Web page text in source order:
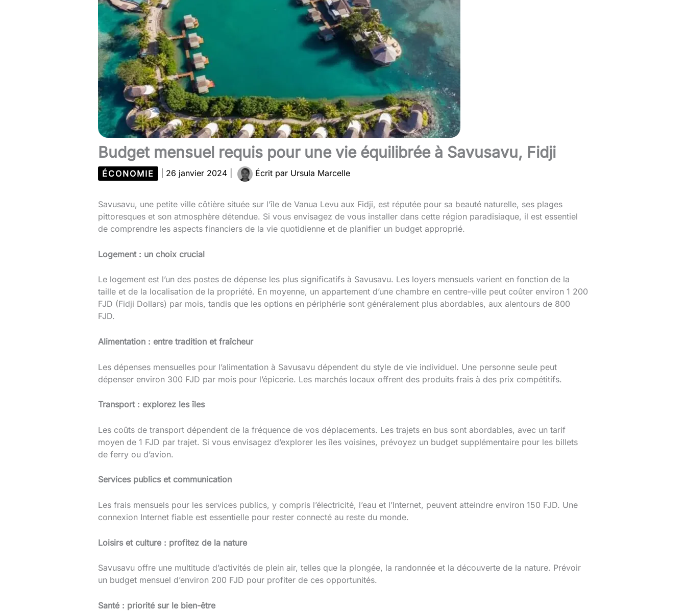
Budget mensuel requis pour une vie équilibrée à Savusavu, Fidji
ÉCONOMIE 26 janvier 2024 Écrit par Ursula Marcelle
Savusavu, une petite ville côtière située sur l’île de Vanua Levu aux Fidji, est réputée pour sa beauté naturelle, ses plages
pittoresques et son atmosphère détendue. Si vous envisagez de vous installer dans cette région paradisiaque, il est essentiel
de comprendre les aspects financiers de la vie quotidienne et de planifier un budget approprié.
Logement : un choix crucial
Le logement est l’un des postes de dépense les plus significatifs à Savusavu. Les loyers mensuels varient en fonction de la
taille et de la localisation de la propriété. En moyenne, un appartement d’une chambre en centre-ville peut coûter environ 1 200
FJD (Fidji Dollars) par mois, tandis que les options en périphérie sont généralement plus abordables, aux alentours de 800
FJD.
Alimentation : entre tradition et fraîcheur
Les dépenses mensuelles pour l’alimentation à Savusavu dépendent du style de vie individuel. Une personne seule peut
dépenser environ 300 FJD par mois pour l’épicerie. Les marchés locaux offrent des produits frais à des prix compétitifs.
Transport : explorez les îles
Les coûts de transport dépendent de la fréquence de vos déplacements. Les trajets en bus sont abordables, avec un tarif
moyen de 1 FJD par trajet. Si vous envisagez d’explorer les îles voisines, prévoyez un budget supplémentaire pour les billets
de ferry ou d’avion.
Services publics et communication
Les frais mensuels pour les services publics, y compris l’électricité, l’eau et l’Internet, peuvent atteindre environ 150 FJD. Une
connexion Internet fiable est essentielle pour rester connecté au reste du monde.
Loisirs et culture : profitez de la nature
Savusavu offre une multitude d’activités de plein air, telles que la plongée, la randonnée et la découverte de la nature. Prévoir
un budget mensuel d’environ 200 FJD pour profiter de ces opportunités.
Santé : priorité sur le bien-être